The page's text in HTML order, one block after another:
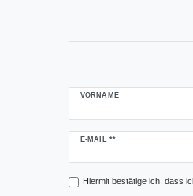
VORNAME
E-MAIL **
Newsletter
Hiermit bestätige ich, dass